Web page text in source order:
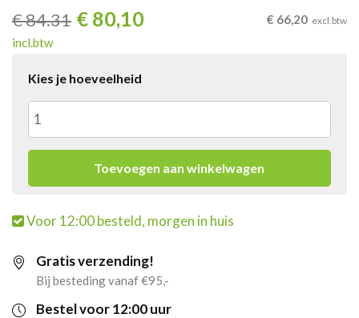
€84.31 € 80,10
incl.btw
€ 66,20 excl.btw
Kies je hoeveelheid
4x
Monster
Ultra
Gold
(12
Toevoegen aan winkelwagen
Voor 12:00 besteld, morgen in huis
Gratis verzending!
Bij besteding vanaf €95,-
Bestel voor 12:00 uur